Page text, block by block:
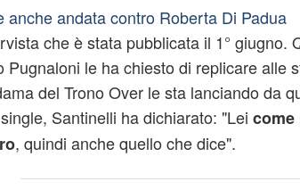
anche andata contro Roberta Di Padua
che è stata pubblicata il 1° giugno.
Pugnaloni le ha chiesto di replicare alle
del Trono Over le sta lanciando da
Santinelli ha dichiarato: "Lei come
, quindi anche quello che dice".